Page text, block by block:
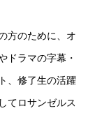
方のために、オ
ドラマの字幕・
、修了生の活躍
てロサンゼルス